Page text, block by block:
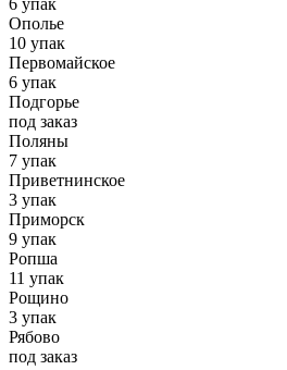
6 упак
Ополье
10 упак
Первомайское
6 упак
Подгорье
под заказ
Поляны
7 упак
Приветнинское
3 упак
Приморск
9 упак
Ропша
11 упак
Рощино
3 упак
Рябово
под заказ